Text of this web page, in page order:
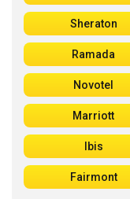
Sheraton
Ramada
Novotel
Marriott
Ibis
Fairmont